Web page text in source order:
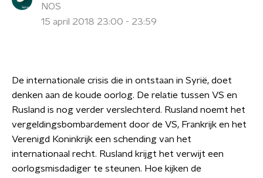
NOS
15 april 2018 23:00 - 23:59
De internationale crisis die in ontstaan in Syrië, doet
denken aan de koude oorlog. De relatie tussen VS en
Rusland is nog verder verslechterd. Rusland noemt het
vergeldingsbombardement door de VS, Frankrijk en het
Verenigd Koninkrijk een schending van het
internationaal recht. Rusland krijgt het verwijt een
oorlogsmisdadiger te steunen. Hoe kijken de